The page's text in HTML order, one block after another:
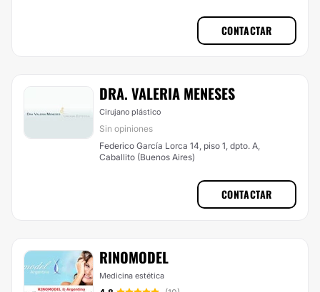
CONTACTAR
DRA. VALERIA MENESES
Cirujano plástico
Sin opiniones
Federico García Lorca 14, piso 1, dpto. A,
Caballito (Buenos Aires)
CONTACTAR
RINOMODEL
Medicina estética